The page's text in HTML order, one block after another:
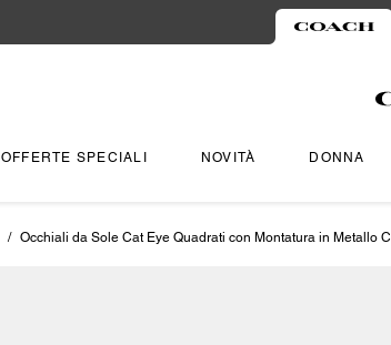
OFFERTE SPECIALI NOVITÀ DONNA
/ Occhiali da Sole Cat Eye Quadrati con Montatura in Metallo C